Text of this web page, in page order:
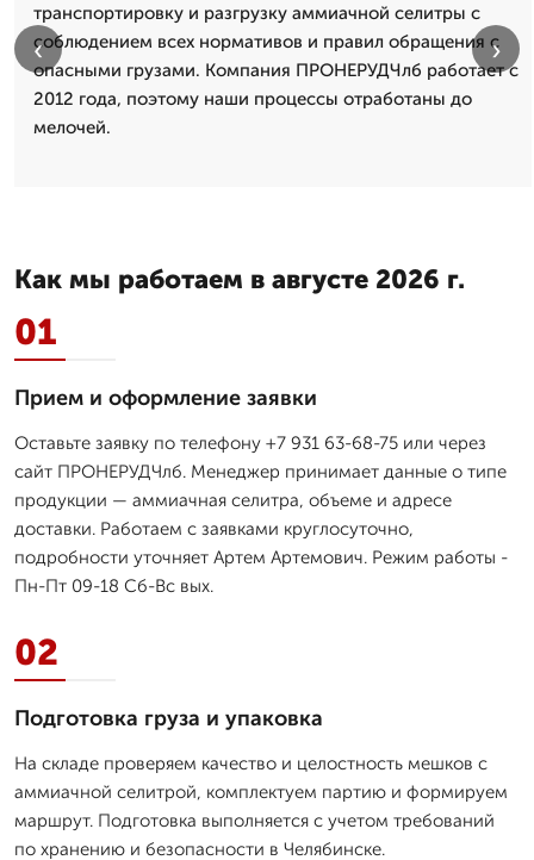
транспортировку и разгрузку аммиачной селитры с
соблюдением всех нормативов и правил обращения с
опасными грузами. Компания ПРОНЕРУДЧлб работает с
2012 года, поэтому наши процессы отработаны до
мелочей.
‹ ›
Как мы работаем в августе 2026 г.
01
Прием и оформление заявки
Оставьте заявку по телефону +7 931 63-68-75 или через
сайт ПРОНЕРУДЧлб. Менеджер принимает данные о типе
продукции — аммиачная селитра, объеме и адресе
доставки. Работаем с заявками круглосуточно,
подробности уточняет Артем Артемович. Режим работы -
Пн-Пт 09-18 Сб-Вс вых.
02
Подготовка груза и упаковка
На складе проверяем качество и целостность мешков с
аммиачной селитрой, комплектуем партию и формируем
маршрут. Подготовка выполняется с учетом требований
по хранению и безопасности в Челябинске.